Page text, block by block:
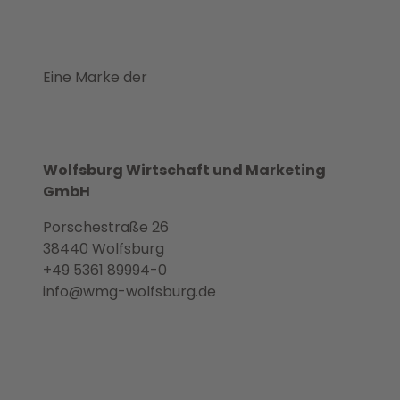
Eine Marke der
Wolfsburg Wirtschaft und Marketing
GmbH
Porschestraße 26
38440 Wolfsburg
+49 5361 89994-0
info@wmg-wolfsburg.de